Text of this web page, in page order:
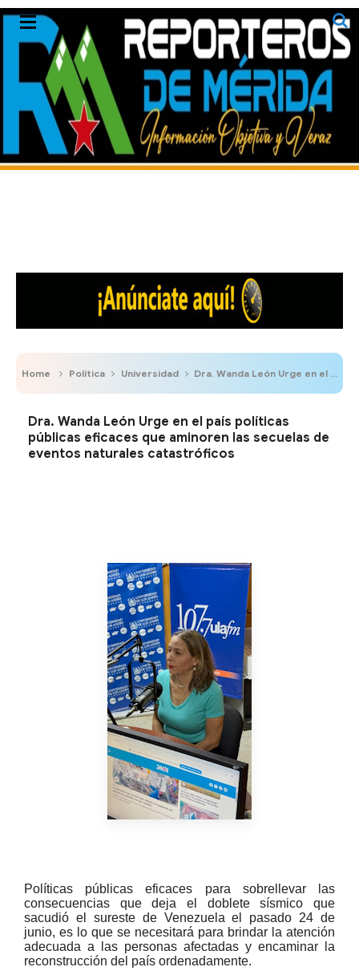
Home Política Universidad Dra. Wanda León Urge en el país políticas públicas eficaces que aminoren las secuelas de eventos naturales catastróficos
Dra. Wanda León Urge en el país políticas
públicas eficaces que aminoren las secuelas de
eventos naturales catastróficos
Políticas públicas eficaces para sobrellevar las
consecuencias que deja el doblete sísmico que
sacudió el sureste de Venezuela el pasado 24 de
junio, es lo que se necesitará para brindar la atención
adecuada a las personas afectadas y encaminar la
reconstrucción del país ordenadamente.